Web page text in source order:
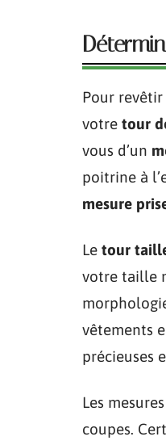
Pour
votre tour
vous d’un
poitrine à
mesure
Le tour
votre taille
vêtements
précieuses
Les
coupes.